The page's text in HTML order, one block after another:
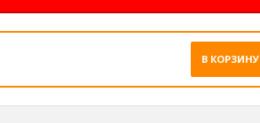
В КОРЗИНУ